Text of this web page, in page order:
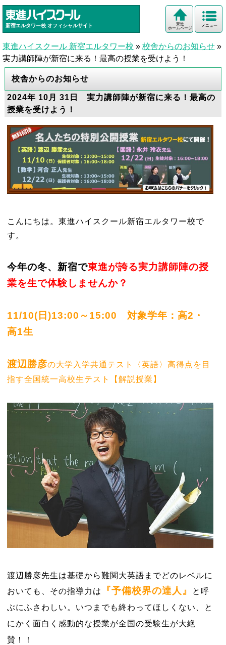
新宿エルタワー校 オフィシャルサイト メニュー
東進
ホームページ
東進ハイスクール 新宿エルタワー校 » 校舎からのお知らせ »
実力講師陣が新宿に来る！最高の授業を受けよう！
校舎からのお知らせ
2024年 10月 31日 実力講師陣が新宿に来る！最高の
授業を受けよう！
こんにちは。東進ハイスクール新宿エルタワー校で
す。
今年の冬、新宿で東進が誇る実力講師陣の授
業を生で体験しませんか？
11/10(日)13:00～15:00 対象学年：高2・
高1生
渡辺勝彦の大学入学共通テスト〈英語〉高得点を目
指す全国統一高校生テスト【解説授業】
渡辺勝彦先生は基礎から難関大英語までどのレベルに
おいても、その指導力は
『予備校界の達人』
と呼
ぶにふさわしい。いつまでも終わってほしくない、と
にかく面白く感動的な授業が全国の受験生が大絶
賛！！